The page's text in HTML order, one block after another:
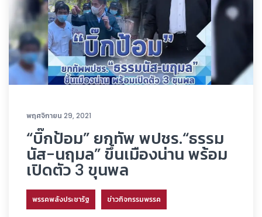
พฤศจิกายน 29, 2021
“บิ๊กป้อม” ยกทัพ พปชร.“ธรรม
นัส-นฤมล” ขึ้นเมืองน่าน พร้อม
เปิดตัว 3 ขุนพล
พรรคพลังประชารัฐ ข่าวกิจกรรมพรรค